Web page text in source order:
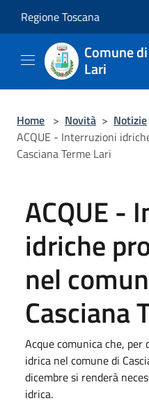
Regione Toscana
Comune
Lari
Home > Novità > Notizie
ACQUE - Interruzioni
Casciana Terme Lari
ACQUE -
idriche
nel
Casciana
Acque comunica che,
idrica nel comune di
dicembre si renderà
idrica.